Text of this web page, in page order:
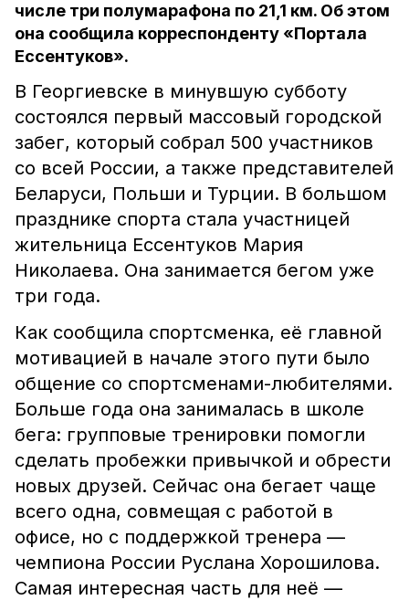
числе три полумарафона по 21,1 км. Об этом
она сообщила корреспонденту «Портала
Ессентуков».
В Георгиевске в минувшую субботу
состоялся первый массовый городской
забег, который собрал 500 участников
со всей России, а также представителей
Беларуси, Польши и Турции. В большом
празднике спорта стала участницей
жительница Ессентуков Мария
Николаева. Она занимается бегом уже
три года.
Как сообщила спортсменка, её главной
мотивацией в начале этого пути было
общение со спортсменами-любителями.
Больше года она занималась в школе
бега: групповые тренировки помогли
сделать пробежки привычкой и обрести
новых друзей. Сейчас она бегает чаще
всего одна, совмещая с работой в
офисе, но с поддержкой тренера —
чемпиона России Руслана Хорошилова.
Самая интересная часть для неё —